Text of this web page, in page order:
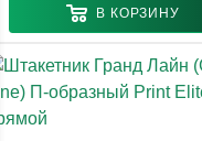
В КОРЗИНУ